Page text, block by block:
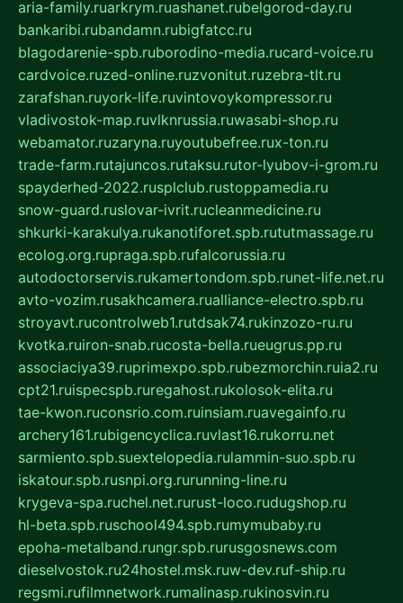
aria-family.ruarkrym.ruashanet.rubelgorod-day.ru
bankaribi.rubandamn.rubigfatcc.ru
blagodarenie-spb.ruborodino-media.rucard-voice.ru
cardvoice.ruzed-online.ruzvonitut.ruzebra-tlt.ru
zarafshan.ruyork-life.ruvintovoykompressor.ru
vladivostok-map.ruvlknrussia.ruwasabi-shop.ru
webamator.ruzaryna.ruyoutubefree.rux-ton.ru
trade-farm.rutajuncos.rutaksu.rutor-lyubov-i-grom.ru
spayderhed-2022.rusplclub.rustoppamedia.ru
snow-guard.ruslovar-ivrit.rucleanmedicine.ru
shkurki-karakulya.rukanotiforet.spb.rututmassage.ru
ecolog.org.rupraga.spb.rufalcorussia.ru
autodoctorservis.rukamertondom.spb.runet-life.net.ru
avto-vozim.rusakhcamera.rualliance-electro.spb.ru
stroyavt.rucontrolweb1.rutdsak74.rukinzozo-ru.ru
kvotka.ruiron-snab.rucosta-bella.rueugrus.pp.ru
associaciya39.ruprimexpo.spb.rubezmorchin.ruia2.ru
cpt21.ruispecspb.ruregahost.rukolosok-elita.ru
tae-kwon.ruconsrio.com.ruinsiam.ruavegainfo.ru
archery161.rubigencyclica.ruvlast16.rukorru.net
sarmiento.spb.suextelopedia.rulammin-suo.spb.ru
iskatour.spb.rusnpi.org.rurunning-line.ru
krygeva-spa.ruchel.net.rurust-loco.rudugshop.ru
hl-beta.spb.ruschool494.spb.rumymubaby.ru
epoha-metalband.rungr.spb.rurusgosnews.com
dieselvostok.ru24hostel.msk.ruw-dev.ruf-ship.ru
regsmi.rufilmnetwork.rumalinasp.rukinosvin.ru